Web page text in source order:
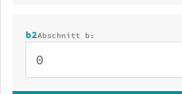
b2Abschnitt b₂